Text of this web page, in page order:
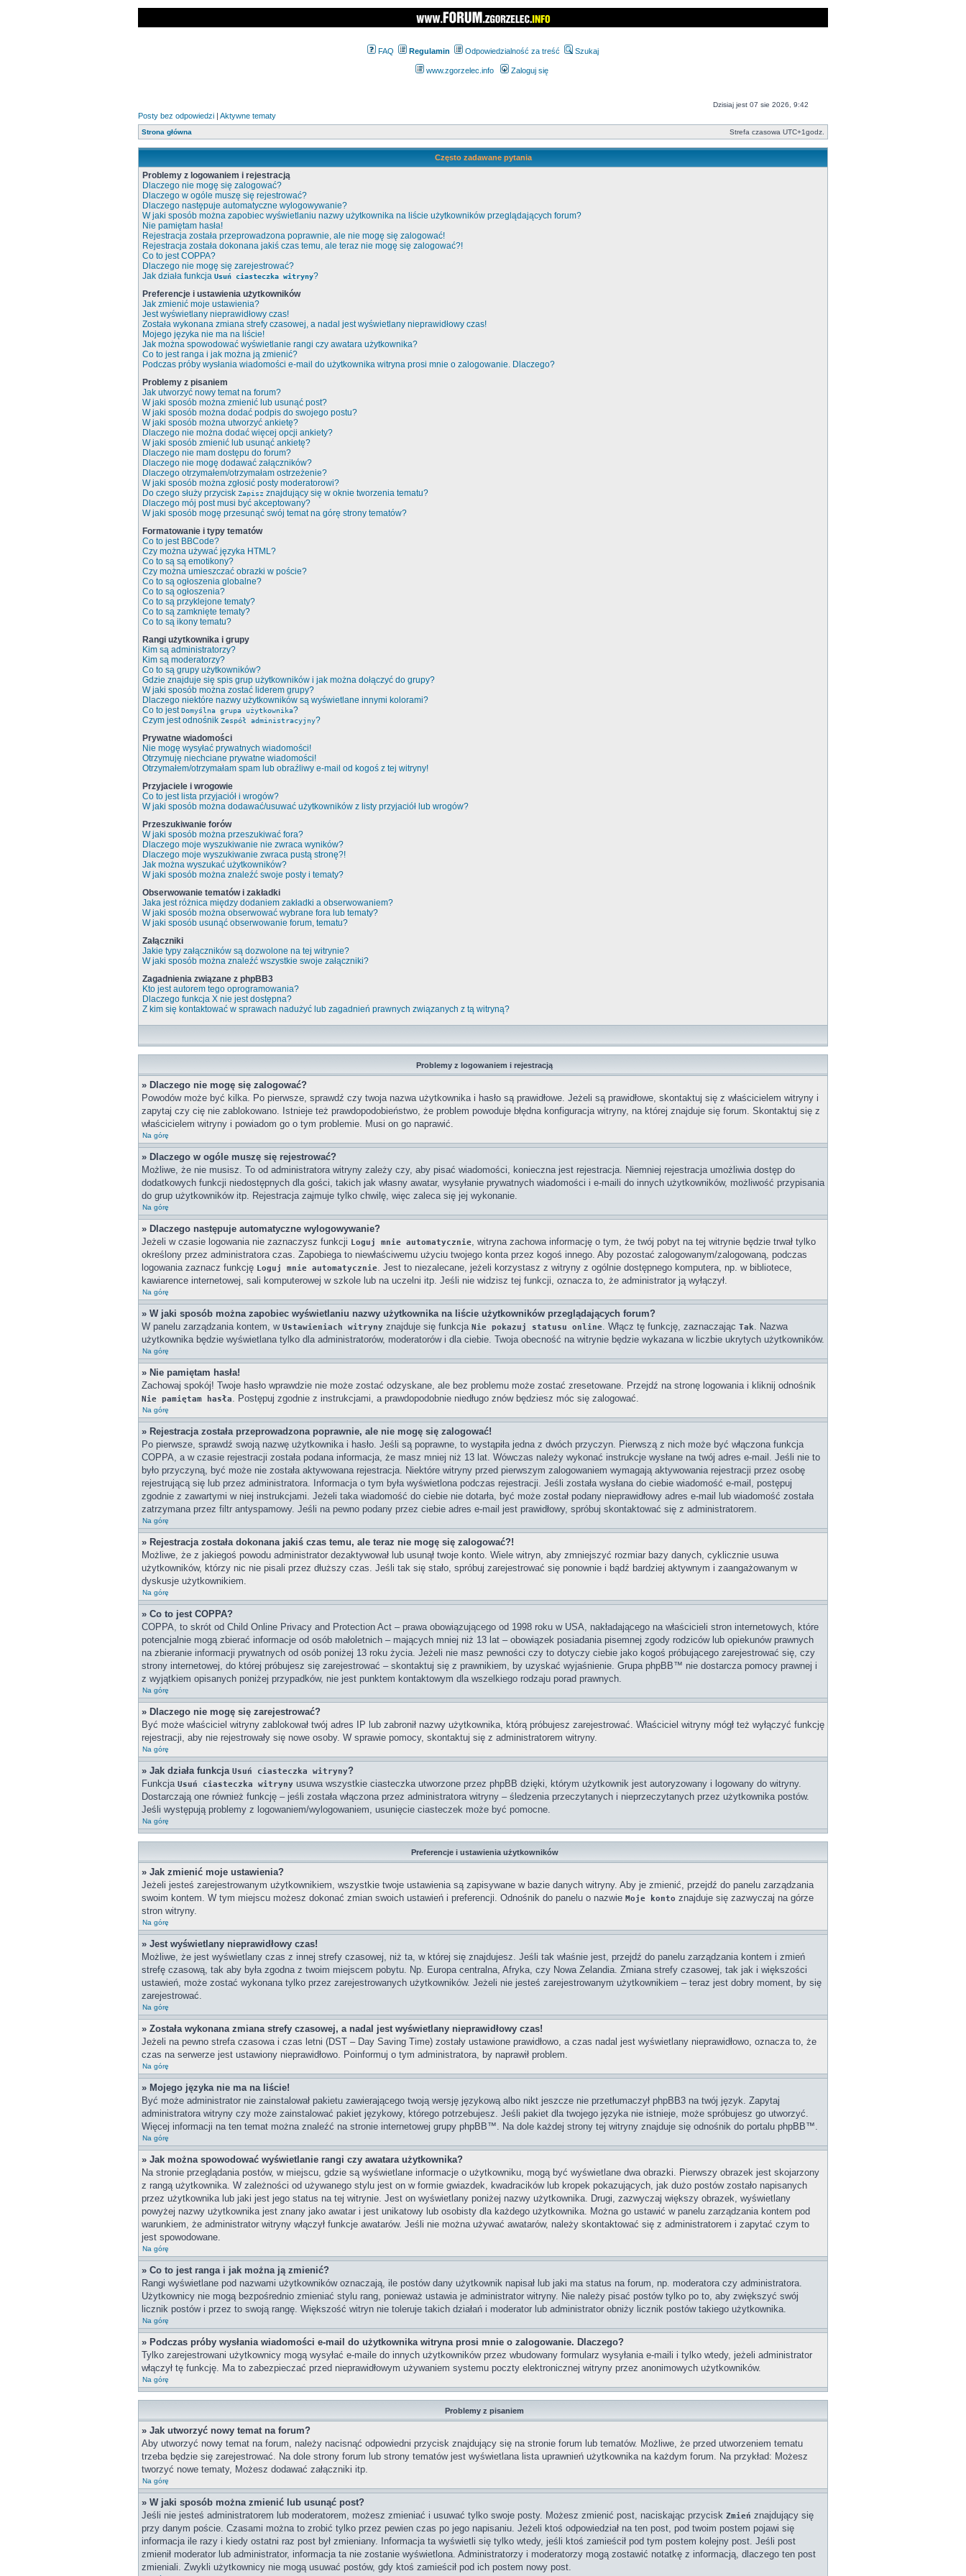
FAQ Regulamin Odpowiedzialność za treść Szukaj
www.zgorzelec.info Zaloguj się
Dzisiaj jest 07 sie 2026, 9:42
Posty bez odpowiedzi | Aktywne tematy
Strona główna Strefa czasowa UTC+1godz.
Często zadawane pytania
Problemy z logowaniem i rejestracją
Dlaczego nie mogę się zalogować?
Dlaczego w ogóle muszę się rejestrować?
Dlaczego następuje automatyczne wylogowywanie?
W jaki sposób można zapobiec wyświetlaniu nazwy użytkownika na liście użytkowników przeglądających forum?
Nie pamiętam hasła!
Rejestracja została przeprowadzona poprawnie, ale nie mogę się zalogować!
Rejestracja została dokonana jakiś czas temu, ale teraz nie mogę się zalogować?!
Co to jest COPPA?
Dlaczego nie mogę się zarejestrować?
Jak działa funkcja Usuń ciasteczka witryny?
Preferencje i ustawienia użytkowników
Jak zmienić moje ustawienia?
Jest wyświetlany nieprawidłowy czas!
Została wykonana zmiana strefy czasowej, a nadal jest wyświetlany nieprawidłowy czas!
Mojego języka nie ma na liście!
Jak można spowodować wyświetlanie rangi czy awatara użytkownika?
Co to jest ranga i jak można ją zmienić?
Podczas próby wysłania wiadomości e-mail do użytkownika witryna prosi mnie o zalogowanie. Dlaczego?
Problemy z pisaniem
Jak utworzyć nowy temat na forum?
W jaki sposób można zmienić lub usunąć post?
W jaki sposób można dodać podpis do swojego postu?
W jaki sposób można utworzyć ankietę?
Dlaczego nie można dodać więcej opcji ankiety?
W jaki sposób zmienić lub usunąć ankietę?
Dlaczego nie mam dostępu do forum?
Dlaczego nie mogę dodawać załączników?
Dlaczego otrzymałem/otrzymałam ostrzeżenie?
W jaki sposób można zgłosić posty moderatorowi?
Do czego służy przycisk Zapisz znajdujący się w oknie tworzenia tematu?
Dlaczego mój post musi być akceptowany?
W jaki sposób mogę przesunąć swój temat na górę strony tematów?
Formatowanie i typy tematów
Co to jest BBCode?
Czy można używać języka HTML?
Co to są są emotikony?
Czy można umieszczać obrazki w poście?
Co to są ogłoszenia globalne?
Co to są ogłoszenia?
Co to są przyklejone tematy?
Co to są zamknięte tematy?
Co to są ikony tematu?
Rangi użytkownika i grupy
Kim są administratorzy?
Kim są moderatorzy?
Co to są grupy użytkowników?
Gdzie znajduje się spis grup użytkowników i jak można dołączyć do grupy?
W jaki sposób można zostać liderem grupy?
Dlaczego niektóre nazwy użytkowników są wyświetlane innymi kolorami?
Co to jestDomyślna grupa użytkownika?
Czym jest odnośnik Zespół administracyjny?
Prywatne wiadomości
Nie mogę wysyłać prywatnych wiadomości!
Otrzymuję niechciane prywatne wiadomości!
Otrzymałem/otrzymałam spam lub obraźliwy e-mail od kogoś z tej witryny!
Przyjaciele i wrogowie
Co to jest lista przyjaciół i wrogów?
W jaki sposób można dodawać/usuwać użytkowników z listy przyjaciół lub wrogów?
Przeszukiwanie forów
W jaki sposób można przeszukiwać fora?
Dlaczego moje wyszukiwanie nie zwraca wyników?
Dlaczego moje wyszukiwanie zwraca pustą stronę?!
Jak można wyszukać użytkowników?
W jaki sposób można znaleźć swoje posty i tematy?
Obserwowanie tematów i zakładki
Jaka jest różnica między dodaniem zakładki a obserwowaniem?
W jaki sposób można obserwować wybrane fora lub tematy?
W jaki sposób usunąć obserwowanie forum, tematu?
Załączniki
Jakie typy załączników są dozwolone na tej witrynie?
W jaki sposób można znaleźć wszystkie swoje załączniki?
Zagadnienia związane z phpBB3
Kto jest autorem tego oprogramowania?
Dlaczego funkcja X nie jest dostępna?
Z kim się kontaktować w sprawach nadużyć lub zagadnień prawnych związanych z tą witryną?
Problemy z logowaniem i rejestracją
» Dlaczego nie mogę się zalogować?
Powodów może być kilka. Po pierwsze, sprawdź czy twoja nazwa użytkownika i hasło są prawidłowe. Jeżeli są prawidłowe, skontaktuj się z właścicielem witryny i
zapytaj czy cię nie zablokowano. Istnieje też prawdopodobieństwo, że problem powoduje błędna konfiguracja witryny, na której znajduje się forum. Skontaktuj się z
właścicielem witryny i powiadom go o tym problemie. Musi on go naprawić.
Na górę
» Dlaczego w ogóle muszę się rejestrować?
Możliwe, że nie musisz. To od administratora witryny zależy czy, aby pisać wiadomości, konieczna jest rejestracja. Niemniej rejestracja umożliwia dostęp do
dodatkowych funkcji niedostępnych dla gości, takich jak własny awatar, wysyłanie prywatnych wiadomości i e-maili do innych użytkowników, możliwość przypisania
do grup użytkowników itp. Rejestracja zajmuje tylko chwilę, więc zaleca się jej wykonanie.
Na górę
» Dlaczego następuje automatyczne wylogowywanie?
Jeżeli w czasie logowania nie zaznaczysz funkcji Loguj mnie automatycznie, witryna zachowa informację o tym, że twój pobyt na tej witrynie będzie trwał tylko
określony przez administratora czas. Zapobiega to niewłaściwemu użyciu twojego konta przez kogoś innego. Aby pozostać zalogowanym/zalogowaną, podczas
logowania zaznacz funkcję Loguj mnie automatycznie. Jest to niezalecane, jeżeli korzystasz z witryny z ogólnie dostępnego komputera, np. w bibliotece,
kawiarence internetowej, sali komputerowej w szkole lub na uczelni itp. Jeśli nie widzisz tej funkcji, oznacza to, że administrator ją wyłączył.
Na górę
» W jaki sposób można zapobiec wyświetlaniu nazwy użytkownika na liście użytkowników przeglądających forum?
W panelu zarządzania kontem, w Ustawieniach witryny znajduje się funkcja Nie pokazuj statusu online. Włącz tę funkcję, zaznaczając Tak. Nazwa
użytkownika będzie wyświetlana tylko dla administratorów, moderatorów i dla ciebie. Twoja obecność na witrynie będzie wykazana w liczbie ukrytych użytkowników.
Na górę
» Nie pamiętam hasła!
Zachowaj spokój! Twoje hasło wprawdzie nie może zostać odzyskane, ale bez problemu może zostać zresetowane. Przejdź na stronę logowania i kliknij odnośnik
Nie pamiętam hasła. Postępuj zgodnie z instrukcjami, a prawdopodobnie niedługo znów będziesz móc się zalogować.
Na górę
» Rejestracja została przeprowadzona poprawnie, ale nie mogę się zalogować!
Po pierwsze, sprawdź swoją nazwę użytkownika i hasło. Jeśli są poprawne, to wystąpiła jedna z dwóch przyczyn. Pierwszą z nich może być włączona funkcja
COPPA, a w czasie rejestracji została podana informacja, że masz mniej niż 13 lat. Wówczas należy wykonać instrukcje wysłane na twój adres e-mail. Jeśli nie to
było przyczyną, być może nie została aktywowana rejestracja. Niektóre witryny przed pierwszym zalogowaniem wymagają aktywowania rejestracji przez osobę
rejestrującą się lub przez administratora. Informacja o tym była wyświetlona podczas rejestracji. Jeśli została wysłana do ciebie wiadomość e-mail, postępuj
zgodnie z zawartymi w niej instrukcjami. Jeżeli taka wiadomość do ciebie nie dotarła, być może został podany nieprawidłowy adres e-mail lub wiadomość została
zatrzymana przez filtr antyspamowy. Jeśli na pewno podany przez ciebie adres e-mail jest prawidłowy, spróbuj skontaktować się z administratorem.
Na górę
» Rejestracja została dokonana jakiś czas temu, ale teraz nie mogę się zalogować?!
Możliwe, że z jakiegoś powodu administrator dezaktywował lub usunął twoje konto. Wiele witryn, aby zmniejszyć rozmiar bazy danych, cyklicznie usuwa
użytkowników, którzy nic nie pisali przez dłuższy czas. Jeśli tak się stało, spróbuj zarejestrować się ponownie i bądź bardziej aktywnym i zaangażowanym w
dyskusje użytkownikiem.
Na górę
» Co to jest COPPA?
COPPA, to skrót od Child Online Privacy and Protection Act – prawa obowiązującego od 1998 roku w USA, nakładającego na właścicieli stron internetowych, które
potencjalnie mogą zbierać informacje od osób małoletnich – mających mniej niż 13 lat – obowiązek posiadania pisemnej zgody rodziców lub opiekunów prawnych
na zbieranie informacji prywatnych od osób poniżej 13 roku życia. Jeżeli nie masz pewności czy to dotyczy ciebie jako kogoś próbującego zarejestrować się, czy
strony internetowej, do której próbujesz się zarejestrować – skontaktuj się z prawnikiem, by uzyskać wyjaśnienie. Grupa phpBB™ nie dostarcza pomocy prawnej i
z wyjątkiem opisanych poniżej przypadków, nie jest punktem kontaktowym dla wszelkiego rodzaju porad prawnych.
Na górę
» Dlaczego nie mogę się zarejestrować?
Być może właściciel witryny zablokował twój adres IP lub zabronił nazwy użytkownika, którą próbujesz zarejestrować. Właściciel witryny mógł też wyłączyć funkcję
rejestracji, aby nie rejestrowały się nowe osoby. W sprawie pomocy, skontaktuj się z administratorem witryny.
Na górę
» Jak działa funkcja Usuń ciasteczka witryny?
Funkcja Usuń ciasteczka witryny usuwa wszystkie ciasteczka utworzone przez phpBB dzięki, którym użytkownik jest autoryzowany i logowany do witryny.
Dostarczają one również funkcję – jeśli została włączona przez administratora witryny – śledzenia przeczytanych i nieprzeczytanych przez użytkownika postów.
Jeśli występują problemy z logowaniem/wylogowaniem, usunięcie ciasteczek może być pomocne.
Na górę
Preferencje i ustawienia użytkowników
» Jak zmienić moje ustawienia?
Jeżeli jesteś zarejestrowanym użytkownikiem, wszystkie twoje ustawienia są zapisywane w bazie danych witryny. Aby je zmienić, przejdź do panelu zarządzania
swoim kontem. W tym miejscu możesz dokonać zmian swoich ustawień i preferencji. Odnośnik do panelu o nazwie Moje konto znajduje się zazwyczaj na górze
stron witryny.
Na górę
» Jest wyświetlany nieprawidłowy czas!
Możliwe, że jest wyświetlany czas z innej strefy czasowej, niż ta, w której się znajdujesz. Jeśli tak właśnie jest, przejdź do panelu zarządzania kontem i zmień
strefę czasową, tak aby była zgodna z twoim miejscem pobytu. Np. Europa centralna, Afryka, czy Nowa Zelandia. Zmiana strefy czasowej, tak jak i większości
ustawień, może zostać wykonana tylko przez zarejestrowanych użytkowników. Jeżeli nie jesteś zarejestrowanym użytkownikiem – teraz jest dobry moment, by się
zarejestrować.
Na górę
» Została wykonana zmiana strefy czasowej, a nadal jest wyświetlany nieprawidłowy czas!
Jeżeli na pewno strefa czasowa i czas letni (DST – Day Saving Time) zostały ustawione prawidłowo, a czas nadal jest wyświetlany nieprawidłowo, oznacza to, że
czas na serwerze jest ustawiony nieprawidłowo. Poinformuj o tym administratora, by naprawił problem.
Na górę
» Mojego języka nie ma na liście!
Być może administrator nie zainstalował pakietu zawierającego twoją wersję językową albo nikt jeszcze nie przetłumaczył phpBB3 na twój język. Zapytaj
administratora witryny czy może zainstalować pakiet językowy, którego potrzebujesz. Jeśli pakiet dla twojego języka nie istnieje, może spróbujesz go utworzyć.
Więcej informacji na ten temat można znaleźć na stronie internetowej grupy phpBB™. Na dole każdej strony tej witryny znajduje się odnośnik do portalu phpBB™.
Na górę
» Jak można spowodować wyświetlanie rangi czy awatara użytkownika?
Na stronie przeglądania postów, w miejscu, gdzie są wyświetlane informacje o użytkowniku, mogą być wyświetlane dwa obrazki. Pierwszy obrazek jest skojarzony
z rangą użytkownika. W zależności od używanego stylu jest on w formie gwiazdek, kwadracików lub kropek pokazujących, jak dużo postów zostało napisanych
przez użytkownika lub jaki jest jego status na tej witrynie. Jest on wyświetlany poniżej nazwy użytkownika. Drugi, zazwyczaj większy obrazek, wyświetlany
powyżej nazwy użytkownika jest znany jako awatar i jest unikatowy lub osobisty dla każdego użytkownika. Można go ustawić w panelu zarządzania kontem pod
warunkiem, że administrator witryny włączył funkcje awatarów. Jeśli nie można używać awatarów, należy skontaktować się z administratorem i zapytać czym to
jest spowodowane.
Na górę
» Co to jest ranga i jak można ją zmienić?
Rangi wyświetlane pod nazwami użytkowników oznaczają, ile postów dany użytkownik napisał lub jaki ma status na forum, np. moderatora czy administratora.
Użytkownicy nie mogą bezpośrednio zmieniać stylu rang, ponieważ ustawia je administrator witryny. Nie należy pisać postów tylko po to, aby zwiększyć swój
licznik postów i przez to swoją rangę. Większość witryn nie toleruje takich działań i moderator lub administrator obniży licznik postów takiego użytkownika.
Na górę
» Podczas próby wysłania wiadomości e-mail do użytkownika witryna prosi mnie o zalogowanie. Dlaczego?
Tylko zarejestrowani użytkownicy mogą wysyłać e-maile do innych użytkowników przez wbudowany formularz wysyłania e-maili i tylko wtedy, jeżeli administrator
włączył tę funkcję. Ma to zabezpieczać przed nieprawidłowym używaniem systemu poczty elektronicznej witryny przez anonimowych użytkowników.
Na górę
Problemy z pisaniem
» Jak utworzyć nowy temat na forum?
Aby utworzyć nowy temat na forum, należy nacisnąć odpowiedni przycisk znajdujący się na stronie forum lub tematów. Możliwe, że przed utworzeniem tematu
trzeba będzie się zarejestrować. Na dole strony forum lub strony tematów jest wyświetlana lista uprawnień użytkownika na każdym forum. Na przykład: Możesz
tworzyć nowe tematy, Możesz dodawać załączniki itp.
Na górę
» W jaki sposób można zmienić lub usunąć post?
Jeśli nie jesteś administratorem lub moderatorem, możesz zmieniać i usuwać tylko swoje posty. Możesz zmienić post, naciskając przycisk Zmień znajdujący się
przy danym poście. Czasami można to zrobić tylko przez pewien czas po jego napisaniu. Jeżeli ktoś odpowiedział na ten post, pod twoim postem pojawi się
informacja ile razy i kiedy ostatni raz post był zmieniany. Informacja ta wyświetli się tylko wtedy, jeśli ktoś zamieścił pod tym postem kolejny post. Jeśli post
zmienił moderator lub administrator, informacja ta nie zostanie wyświetlona. Administratorzy i moderatorzy mogą zostawić notatkę z informacją, dlaczego ten post
zmieniali. Zwykli użytkownicy nie mogą usuwać postów, gdy ktoś zamieścił pod ich postem nowy post.